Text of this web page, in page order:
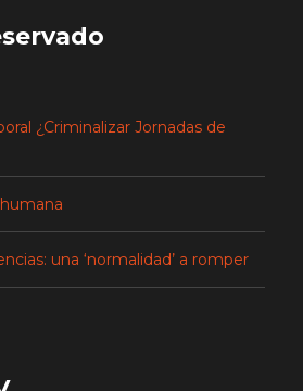
¿Criminalizar Jornadas de
una ‘normalidad’ a romper